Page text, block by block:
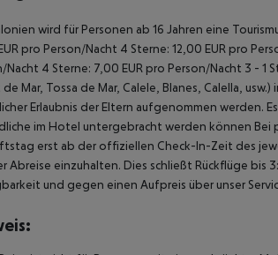
wird für Personen ab 16 Jahren eine
pro Person/Nacht 4 Sterne: 12,00 EUR pro
Nacht 4 Sterne: 7,00 EUR pro Person/Nacht 3 - 1
Mar, Tossa de Mar, Calele, Blanes, Calella,
Erlaubnis der Eltern aufgenommen werden.
im Hotel untergebracht werden können
erst ab der offiziellen Check-In-Zeit des
Abreise einzuhalten. Dies schließt Rückflüge
und gegen einen Aufpreis über unser